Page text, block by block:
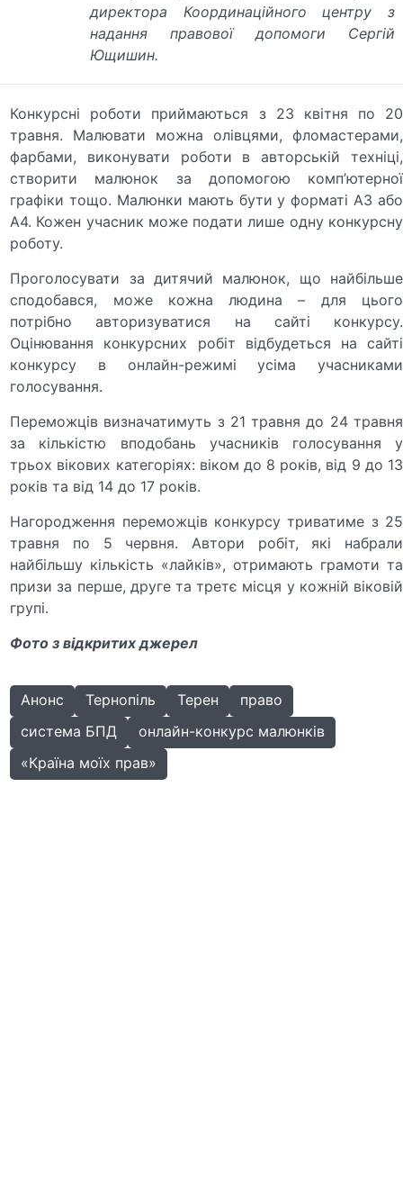
директора Координаційного центру з
надання правової допомоги Сергій
Ющишин.
Конкурсні роботи приймаються з 23 квітня по 20
травня. Малювати можна олівцями, фломастерами,
фарбами, виконувати роботи в авторській техніці,
створити малюнок за допомогою комп’ютерної
графіки тощо. Малюнки мають бути у форматі А3 або
А4. Кожен учасник може подати лише одну конкурсну
роботу.
Проголосувати за дитячий малюнок, що найбільше
сподобався, може кожна людина – для цього
потрібно авторизуватися на сайті конкурсу.
Оцінювання конкурсних робіт відбудеться на сайті
конкурсу в онлайн-режимі усіма учасниками
голосування.
Переможців визначатимуть з 21 травня до 24 травня
за кількістю вподобань учасників голосування у
трьох вікових категоріях: віком до 8 років, від 9 до 13
років та від 14 до 17 років.
Нагородження переможців конкурсу триватиме з 25
травня по 5 червня. Автори робіт, які набрали
найбільшу кількість «лайків», отримають грамоти та
призи за перше, друге та третє місця у кожній віковій
групі.
Фото з відкритих джерел
Анонс Тернопіль Терен
право
система БПД
онлайн-конкурс малюнків
«Країна моїх прав»